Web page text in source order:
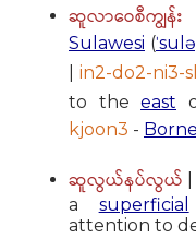
ဆူလာဝေစီကျွန်း
Sulawesi (
in2-do2-ni3-
to the east
kjoon3 -
ဆူလွယ်နပ်လွယ်
a superficial
attention to